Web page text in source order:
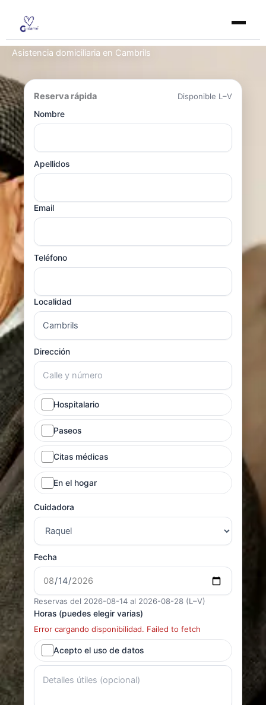
contenido
Asistencia domiciliaria en Cambrils
Reserva rápida
Disponible L–V
Nombre
Apellidos
Email
Teléfono
Localidad
Dirección
Hospitalario
Paseos
Citas médicas
En el hogar
Cuidadora
Fecha
Reservas del 2026-08-14 al 2026-08-28 (L–V)
Horas (puedes elegir varias)
Error cargando disponibilidad. Failed to fetch
Acepto el uso de datos